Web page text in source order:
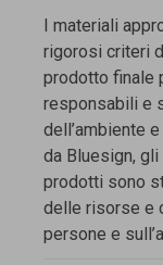
I materiali
rigorosi criteri
prodotto finale
responsabili e
dell’ambiente
da Bluesign,
prodotti sono
delle risorse e
persone e